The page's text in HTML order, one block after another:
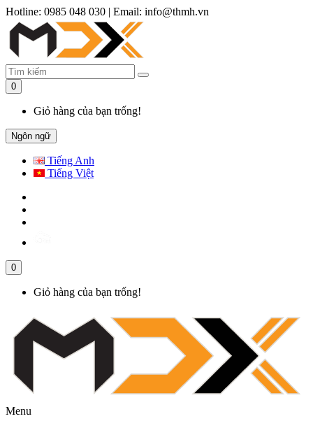
Hotline: 0985 048 030 | Email: info@thmh.vn
0
Giỏ hàng của bạn trống!
Ngôn ngữ
Tiếng Anh
Tiếng Việt
0
Giỏ hàng của bạn trống!
Menu